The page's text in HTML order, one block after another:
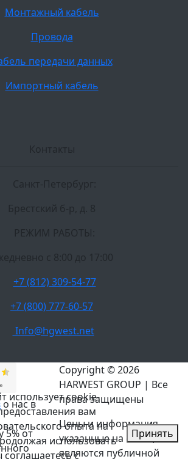
Монтажный кабель
Провода
передачи данных
Импортный кабель
Контакты
Санкт-Петербург:
Брестский б-р, д. 8
РЕЖИМ РАБОТЫ:
c 8:00 до 17:00
+7 (812) 309-54-77
+7 (800) 777-60-57
Info@hgwest.net
о нас в
5% от
Copyright © 2026
HARWEST GROUP | Все
права защищены
Цены и информация,
указанные на сайте, не
являются публичной
использует cookie-
вам
опыта на
использовать
с
Принять